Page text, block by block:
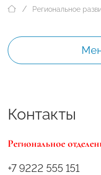
Региональное
Контакты
Региональное
+7 9222 555 151